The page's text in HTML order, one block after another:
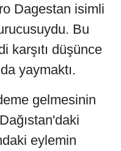
Dagestan isimli
Bu
karşıtı düşünce
yaymaktı.
gelmesinin
eylemin